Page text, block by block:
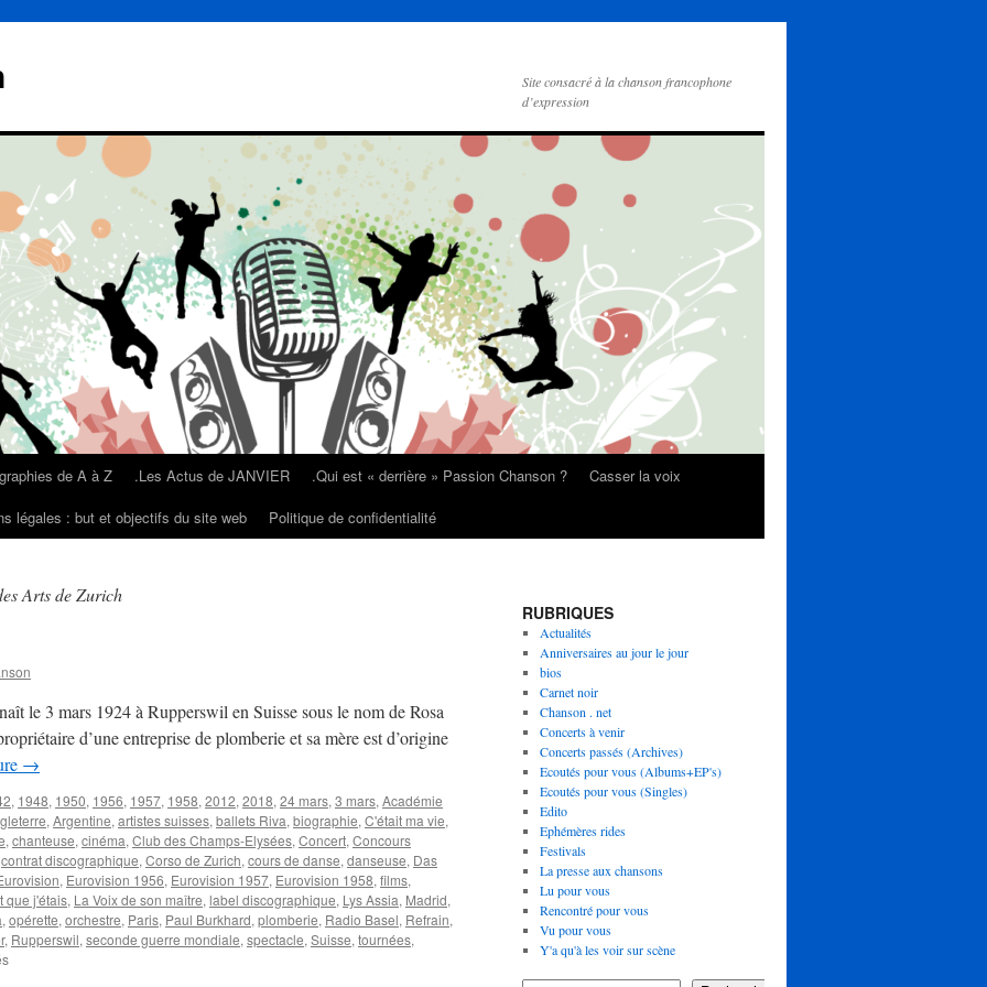
Site consacré à la chanson francophone
d’expression
de A à Z .Les Actus de JANVIER .Qui est « derrière » Passion Chanson ?
Casser la voix
légales : but et objectifs du site web Politique de confidentialité
Arts de Zurich
le 3 mars 1924 à Rupperswil en Suisse sous le nom de Rosa
d’une entreprise de plomberie et sa mère est d’origine
→
, 1948, 1950, 1956, 1957, 1958, 2012, 2018, 24 mars, 3 mars, Académie
, Argentine, artistes suisses, ballets Riva, biographie, C'était ma vie,
, chanteuse, cinéma, Club des Champs-Elysées, Concert, Concours
contrat discographique, Corso de Zurich, cours de danse, danseuse, Das
, Eurovision 1956, Eurovision 1957, Eurovision 1958, films,
que j'étais, La Voix de son maître, label discographique, Lys Assia, Madrid,
, opérette, orchestre, Paris, Paul Burkhard, plomberie, Radio Basel, Refrain,
, Rupperswil, seconde guerre mondiale, spectacle, Suisse, tournées,
sur
RUBRIQUES
Actualités
Anniversaires au jour le jour
bios
Carnet noir
Chanson . net
Concerts à venir
Concerts passés (Archives)
Ecoutés pour vous (Albums+EP's)
Ecoutés pour vous (Singles)
Edito
Ephémères rides
Festivals
La presse aux chansons
Lu pour vous
Rencontré pour vous
Vu pour vous
Y'a qu'à les voir sur scène